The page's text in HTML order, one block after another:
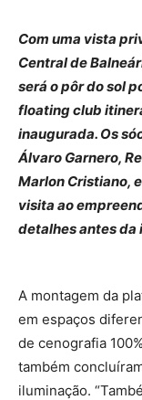
Com uma vista
Central de
será o pôr do sol
floating club
inaugurada. Os
Álvaro Garnero,
Marlon Cristiano,
visita ao
detalhes antes da
A montagem da
em espaços
de cenografia
também
iluminação.